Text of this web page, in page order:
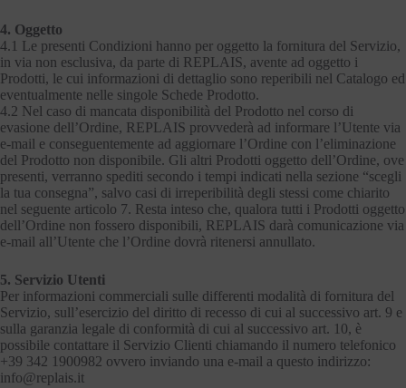
4. Oggetto
4.1 Le presenti Condizioni hanno per oggetto la fornitura del Servizio,
in via non esclusiva, da parte di REPLAIS, avente ad oggetto i
Prodotti, le cui informazioni di dettaglio sono reperibili nel Catalogo ed
eventualmente nelle singole Schede Prodotto.
4.2 Nel caso di mancata disponibilità del Prodotto nel corso di
evasione dell’Ordine, REPLAIS provvederà ad informare l’Utente via
e-mail e conseguentemente ad aggiornare l’Ordine con l’eliminazione
del Prodotto non disponibile. Gli altri Prodotti oggetto dell’Ordine, ove
presenti, verranno spediti secondo i tempi indicati nella sezione “scegli
la tua consegna”, salvo casi di irreperibilità degli stessi come chiarito
nel seguente articolo 7. Resta inteso che, qualora tutti i Prodotti oggetto
dell’Ordine non fossero disponibili, REPLAIS darà comunicazione via
e-mail all’Utente che l’Ordine dovrà ritenersi annullato.
5. Servizio Utenti
Per informazioni commerciali sulle differenti modalità di fornitura del
Servizio, sull’esercizio del diritto di recesso di cui al successivo art. 9 e
sulla garanzia legale di conformità di cui al successivo art. 10, è
possibile contattare il Servizio Clienti chiamando il numero telefonico
+39 342 1900982 ovvero inviando una e-mail a questo indirizzo:
info@replais.it